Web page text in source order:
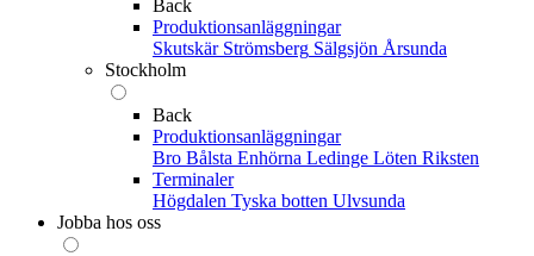
Back
Produktionsanläggningar
Skutskär Strömsberg Sälgsjön Årsunda
Stockholm
Back
Produktionsanläggningar
Bro Bålsta Enhörna Ledinge Löten Riksten
Terminaler
Högdalen Tyska botten Ulvsunda
Jobba hos oss